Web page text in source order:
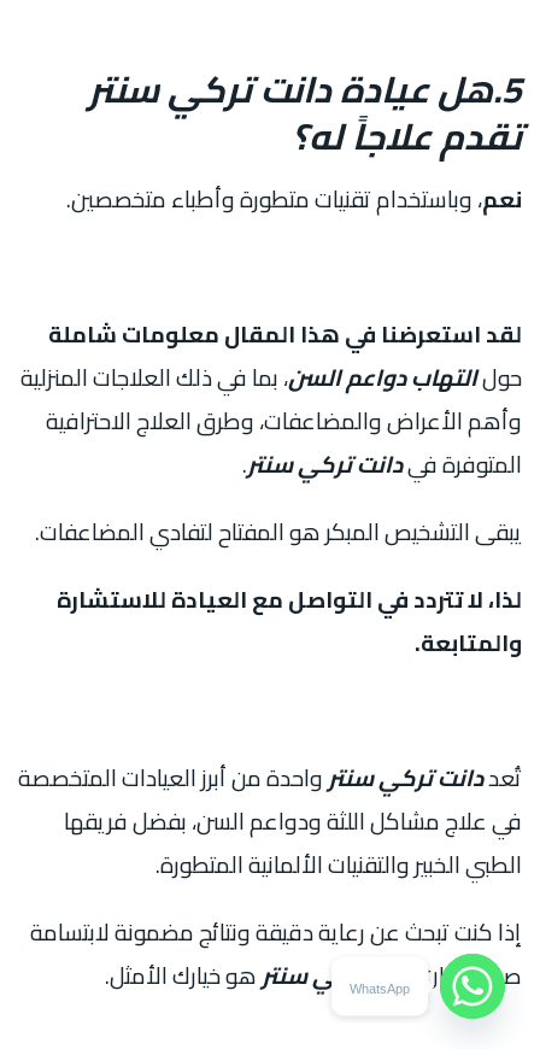
5.هل عيادة دانت تركي سنتر
تقدم علاجاً له؟
نعم، وباستخدام تقنيات متطورة وأطباء متخصصين.
لقد استعرضنا في هذا المقال معلومات شاملة
حولالتهاب دواعم السن، بما في ذلك العلاجات المنزلية
وأهم الأعراض والمضاعفات، وطرق العلاج الاحترافية
المتوفرة فيدانت تركي سنتر.
يبقى التشخيص المبكر هو المفتاح لتفادي المضاعفات.
لذا، لا تتردد في التواصل مع العيادة للاستشارة
والمتابعة.
تُعددانت تركي سنترواحدة من أبرز العيادات المتخصصة
في علاج مشاكل اللثة ودواعم السن، بفضل فريقها
الطبي الخبير والتقنيات الألمانية المتطورة.
إذا كنت تبحث عن رعاية دقيقة ونتائج مضمونة لابتسامة
صحية، فإن دانت تركي سنترهو خيارك الأمثل. WhatsApp